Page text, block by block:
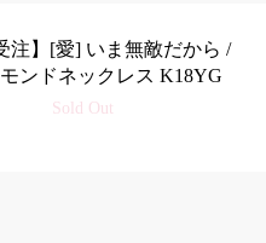
注】[愛] いま無敵だから /
ンドネックレス K18YG
Sold Out